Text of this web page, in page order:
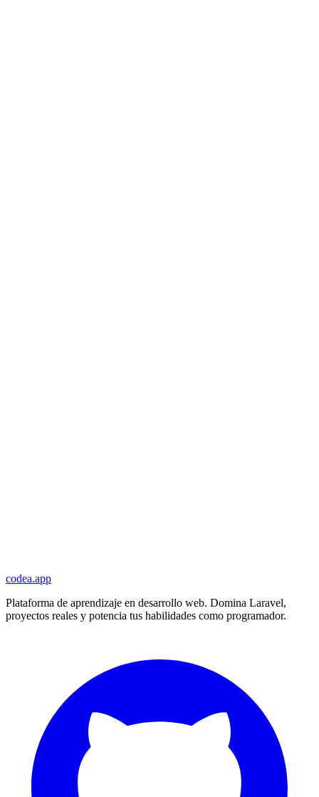
codea.app
Plataforma de aprendizaje en desarrollo web. Domina Laravel,
proyectos reales y potencia tus habilidades como programador.